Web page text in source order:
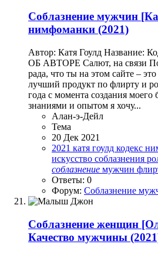
Соблазнение мужчин
нимфоманки (2021)
Автор: Катя Гоулд Название:
ОБ АВТОРЕ Салют, на связи
рада, что ты на этом сайте –
лучший продукт по флирту и
года с момента создания моего
знаниями и опытом я хочу...
Алан-э-Дейл
Тема
20 Дек 2021
2021 катя гоулд кодекс
искусство соблазнения
соблазнение мужчин
Ответы: 0
Форум: Соблазнение
Соблазнение женщин
Качество мужчины